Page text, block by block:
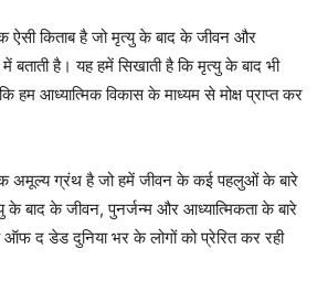
ऐसी किताब है जो मृत्यु के बाद के जीवन और
बताती है। यह हमें सिखाती है कि मृत्यु के बाद भी
हम आध्यात्मिक विकास के माध्यम से मोक्ष प्राप्त कर
अमूल्य ग्रंथ है जो हमें जीवन के कई पहलुओं के बारे
के बाद के जीवन, पुनर्जन्म और आध्यात्मिकता के बारे
ऑफ द डेड दुनिया भर के लोगों को प्रेरित कर रही